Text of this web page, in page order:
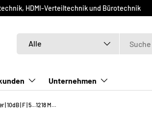
HDMI-Verteiltechnik und Bürotechnik
Alle
Unternehmen
BVE 6-01P 6-fach Verteiler | 10dB | F | 5...1218 MHz | gerade Anschlüsse